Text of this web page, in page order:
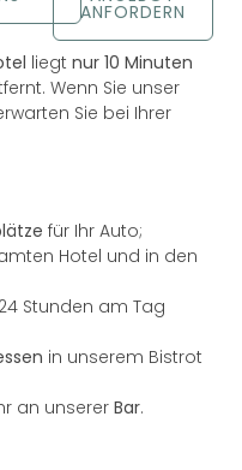
ANFORDERN
liegt nur 10 Minuten
Wenn Sie unser
Sie bei Ihrer
für Ihr Auto;
Hotel und in den
Stunden am Tag
in unserem Bistrot
an unsererBar.